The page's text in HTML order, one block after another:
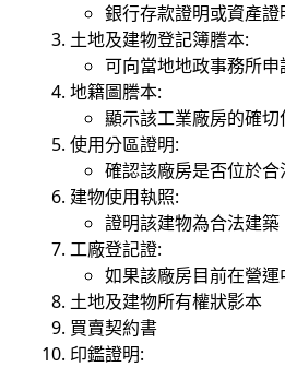
銀行存款證明或資產證
土地及建物登記簿謄本:
可向當地地政事務所申
地籍圖謄本:
顯示該工業廠房的確切
使用分區證明:
確認該廠房是否位於
建物使用執照:
證明該建物為合法建築
工廠登記證:
如果該廠房目前在營運
土地及建物所有權狀影本
買賣契約書
印鑑證明: